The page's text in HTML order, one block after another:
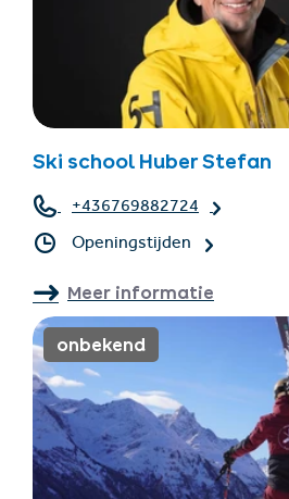
Ski school Huber Stefan
+436769882724
Openingstijden
Meer informatie
onbekend